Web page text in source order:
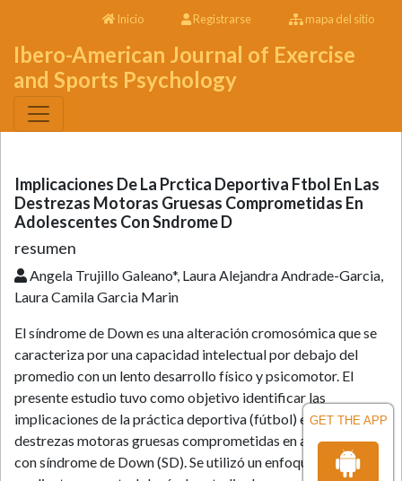
GET THE APP
Inicio Registrarse mapa del sitio
Ibero-American Journal of Exercise
and Sports Psychology
Implicaciones De La Prctica Deportiva Ftbol En Las
Destrezas Motoras Gruesas Comprometidas En
Adolescentes Con Sndrome D
resumen
Angela Trujillo Galeano*, Laura Alejandra Andrade-Garcia,
Laura Camila Garcia Marin
El síndrome de Down es una alteración cromosómica que se
caracteriza por una capacidad intelectual por debajo del
promedio con un lento desarrollo físico y psicomotor. El
presente estudio tuvo como objetivo identificar las
implicaciones de la práctica deportiva (fútbol) en las
destrezas motoras gruesas comprometidas en adolescentes
con síndrome de Down (SD). Se utilizó un enfoque cualitativo,